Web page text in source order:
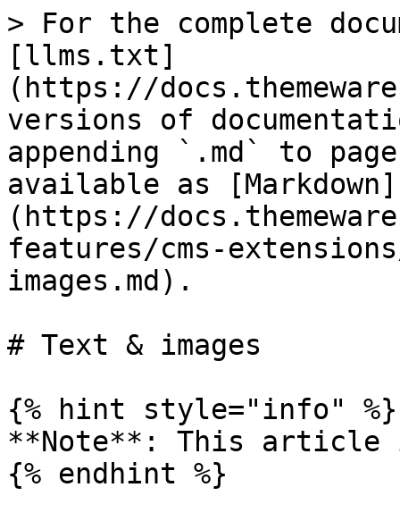
> For the complete
[llms.txt]
(https://
versions of
appending `.md` to
available as [Markdown]
(https://
features/cms-
images.md).
# Text & images
{% hint style="info" %}
**Note**: This article
{% endhint %}